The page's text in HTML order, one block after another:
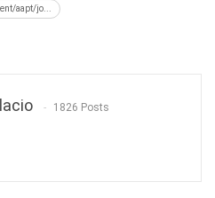
aapt/jo...
1826 Posts